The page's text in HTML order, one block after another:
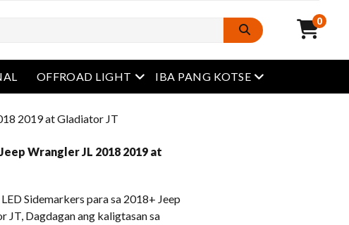
0
OFFROAD LIGHT Buksan ang menu
IBA PANG KOTSE Buksan ang menu
2019 at Gladiator JT
Wrangler JL 2018 2019 at
Sidemarkers para sa 2018+ Jeep
JT, Dagdagan ang kaligtasan sa